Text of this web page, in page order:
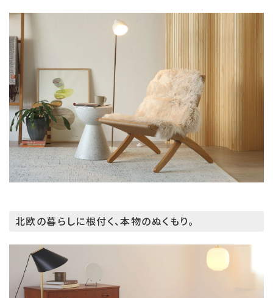
北欧の暮らしに根付く、本物のぬくもり。